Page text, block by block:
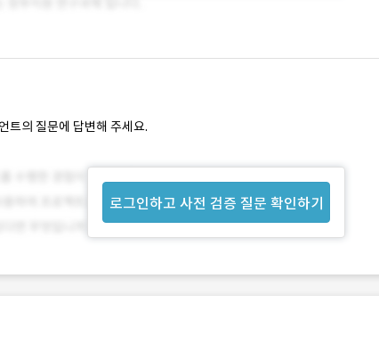
트의 질문에 답변해 주세요.
로그인하고 사전 검증 질문 확인하기